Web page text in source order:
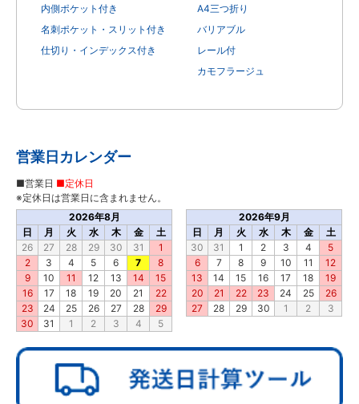
内側ポケット付き
名刺ポケット・スリット付き
仕切り・インデックス付き
A4三つ折り
バリアブル
レール付
カモフラージュ
営業日カレンダー
2026年8月
日
月 火 水 木 金
土
26
27 28 29 30 31
1
2
3 4 5 6 7
8
9
10 11 12 13 14
15
16
17 18 19 20 21
22
23
24 25 26 27 28
29
30
31 1 2 3 4 5
2026年9月
日
月 火 水 木 金
土
30
31 1 2 3 4
5
6
7 8 9 10 11
12
13
14 15 16 17 18
19
20
21 22 23 24 25
26
27
28 29 30 1 2 3
■営業日 ■定休日
※定休日は営業日に含まれません。